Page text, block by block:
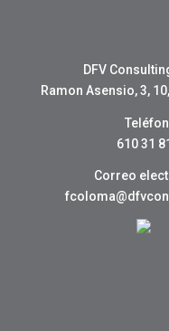
DFV
Ramon Asensio, 3,
610 31
Correo